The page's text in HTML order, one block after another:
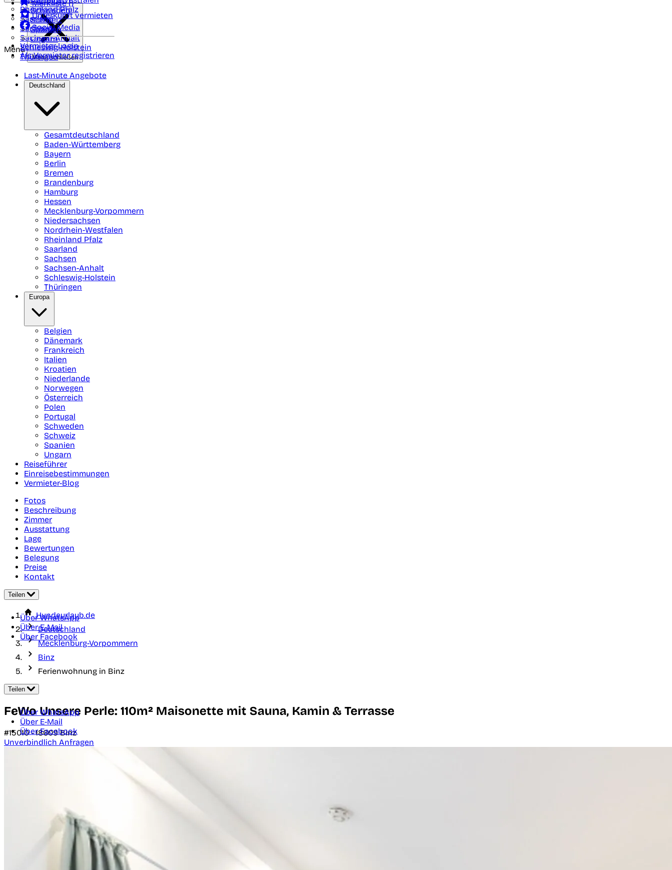
Rheinland Pfalz
Saarland
Sachsen
Sachsen-Anhalt
Schleswig-Holstein
Thüringen
Schweden
Schweiz
Spanien
Ungarn
Merkliste ()
Unterkunft vermieten
Social Media
Vermieter-Login
Als Vermieter registrieren
Menü
Menü schließen
Last-Minute Angebote
Deutschland
Gesamtdeutschland
Baden-Württemberg
Bayern
Berlin
Bremen
Brandenburg
Hamburg
Hessen
Mecklenburg-Vorpommern
Niedersachsen
Nordrhein-Westfalen
Rheinland Pfalz
Saarland
Sachsen
Sachsen-Anhalt
Schleswig-Holstein
Thüringen
Europa
Belgien
Dänemark
Frankreich
Italien
Kroatien
Niederlande
Norwegen
Österreich
Polen
Portugal
Schweden
Schweiz
Spanien
Ungarn
Reiseführer
Einreisebestimmungen
Vermieter-Blog
Fotos
Beschreibung
Zimmer
Ausstattung
Lage
Bewertungen
Belegung
Preise
Kontakt
Teilen
Über WhatsApp
Über E-Mail
Über Facebook
Hundeurlaub.de
Deutschland
Mecklenburg-Vorpommern
Binz
Ferienwohnung in Binz
Teilen
Über WhatsApp
Über E-Mail
Über Facebook
FeWo Unsere Perle: 110m² Maisonette mit Sauna, Kamin & Terrasse
#15010 -18609Binz
Unverbindlich Anfragen